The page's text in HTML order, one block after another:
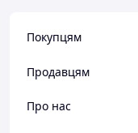
Покупцям
Продавцям
Про нас